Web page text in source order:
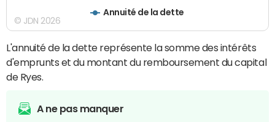
Annuité de la dette
© JDN 2026
L'annuité de la dette représente la somme des intérêts
d'emprunts et du montant du remboursement du capital
de Ryes.
A ne pas manquer